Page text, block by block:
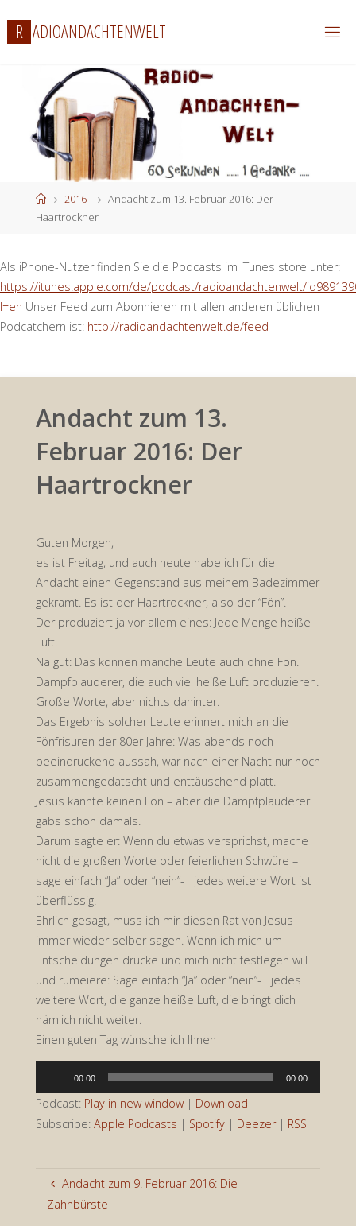
Inhalt
springen
R ADIOANDACHTENWELT
Start2016
Andacht zum 13. Februar 2016: Der
Haartrockner
Als iPhone-Nutzer finden Sie die Podcasts im iTunes store unter:
https://itunes.apple.com/de/podcast/radioandachtenwelt/
l=en Unser Feed zum Abonnieren mit allen anderen üblichen
Podcatchern ist: http://radioandachtenwelt.de/feed
Andacht zum 13.
Februar 2016: Der
Haartrockner
Guten Morgen,
es ist Freitag, und auch heute habe ich für die
Andacht einen Gegenstand aus meinem Badezimmer
gekramt. Es ist der Haartrockner, also der “Fön”.
Der produziert ja vor allem eines: Jede Menge heiße
Luft!
Na gut: Das können manche Leute auch ohne Fön.
Dampfplauderer, die auch viel heiße Luft produzieren.
Große Worte, aber nichts dahinter.
Das Ergebnis solcher Leute erinnert mich an die
Fönfrisuren der 80er Jahre: Was abends noch
beeindruckend aussah, war nach einer Nacht nur noch
zusammengedatscht und enttäuschend platt.
Jesus kannte keinen Fön – aber die Dampfplauderer
gabs schon damals.
Darum sagte er: Wenn du etwas versprichst, mache
nicht die großen Worte oder feierlichen Schwüre –
sage einfach “Ja” oder “nein”- jedes weitere Wort ist
überflüssig.
Ehrlich gesagt, muss ich mir diesen Rat von Jesus
immer wieder selber sagen. Wenn ich mich um
Entscheidungen drücke und mich nicht festlegen will
und rumeiere: Sage einfach “Ja” oder “nein”- jedes
weitere Wort, die ganze heiße Luft, die bringt dich
nämlich nicht weiter.
Einen guten Tag wünsche ich Ihnen
Player
00:00 00:00
Podcast: Play in new window| Download
Subscribe: Apple Podcasts | Spotify| Deezer| RSS
Andacht zum 9. Februar 2016: Die
Zahnbürste